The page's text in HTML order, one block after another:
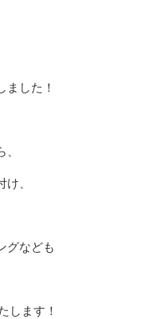
ました！
、
グなども
します！